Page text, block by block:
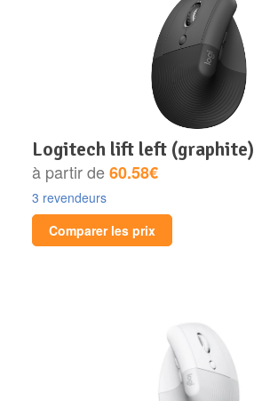
logitech lift left (graphite)
à partir de60.58€
3 revendeurs
Comparer les prix